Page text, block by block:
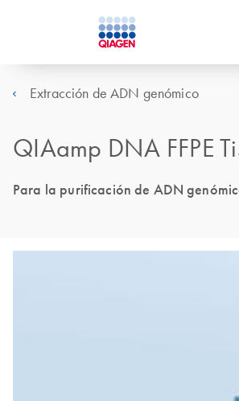
Extracción de ADN genómico
QIAamp DNA FFPE
Para la purificación de ADN